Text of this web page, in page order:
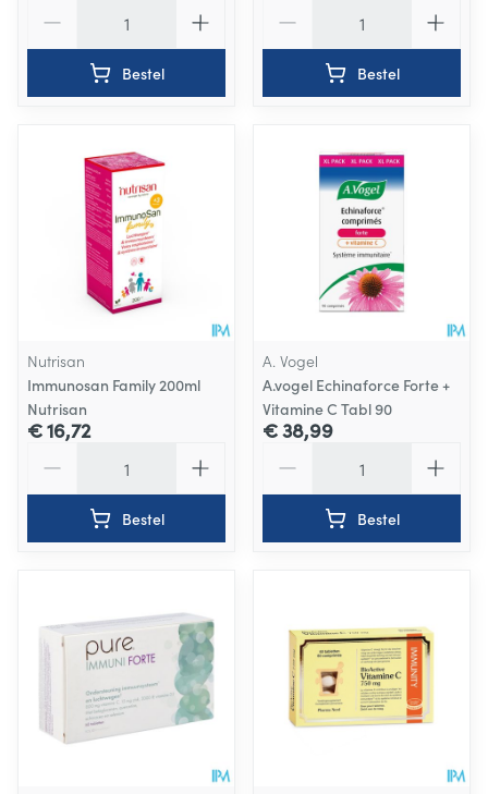
Bestel Bestel
Nutrisan
Immunosan Family 200ml
Nutrisan
€ 16,72
Bestel
A. Vogel
A.vogel Echinaforce Forte +
Vitamine C Tabl 90
€ 38,99
Bestel